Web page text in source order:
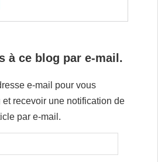
à ce blog par e-mail.
e-mail pour vous
recevoir une notification de
par e-mail.